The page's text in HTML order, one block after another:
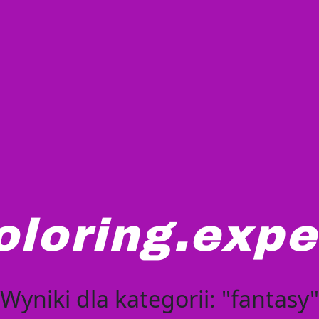
Wyniki dla kategorii: "fantasy"